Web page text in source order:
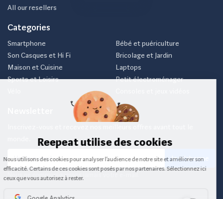
All our resellers
Categories
Smartphone
Son Casques et Hi Fi
Maison et Cuisine
Sports et Loisirs
Bébé et puériculture
Bricolage et Jardin
Laptops
Petit électroménager
Je m'abonne
Nous ne communiquerons jamais votre e-mail.